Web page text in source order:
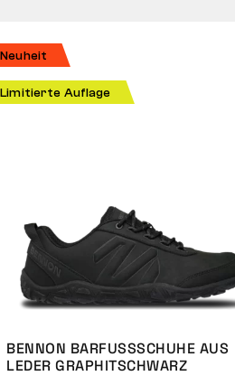
Neuheit
Limitierte Auflage
BENNON BARFUSSSCHUHE AUS L
EDER GRAPHITSCHWARZ